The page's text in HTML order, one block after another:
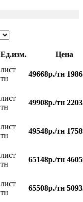
Ед.изм.
Цена
лист
тн
49668р./тн
лист
тн
49908р./тн
лист
тн
49548р./тн
лист
тн
65148р./тн
лист
тн
65508р./тн